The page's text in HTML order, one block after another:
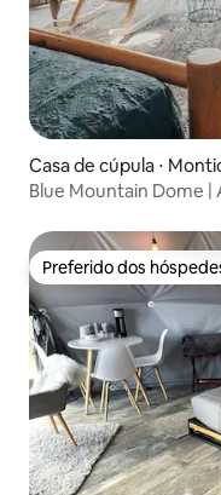
Casa de cúpula ⋅
Blue Mountain Dome
Preferido dos
Preferido dos